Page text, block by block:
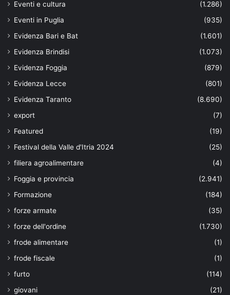
Eventi e cultura
(1.286)
Eventi in Puglia
(935)
Evidenza Bari e Bat
(1.601)
Evidenza Brindisi
(1.073)
Evidenza Foggia
(879)
Evidenza Lecce
(801)
Evidenza Taranto
(8.690)
export
(7)
Featured
(19)
Festival della Valle d'Itria 2024
(25)
filiera agroalimentare
(4)
Foggia e provincia
(2.941)
Formazione
(184)
forze armate
(35)
forze dell'ordine
(1.730)
frode alimentare
(1)
frode fiscale
(1)
furto
(114)
giovani
(21)